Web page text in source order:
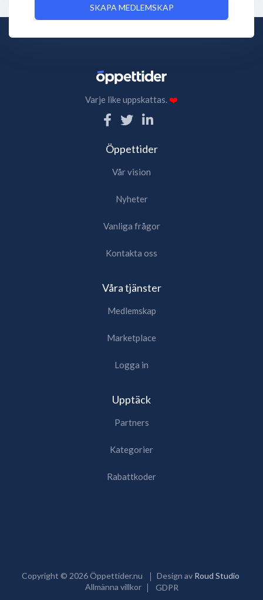
SKAPA MEDLEMSKAP
Varje like uppskattas.❤️
Öppettider
Vår vision
Nyheter
Vanliga frågor
Kontakta oss
Våra tjänster
Medlemskap
Marketplace
Logga in
Upptäck
Partners
Kategorier
Rabattkoder
Copyright © 2026Öppettider.nu Design av Roud Studio
Allmänna villkor
GDPR